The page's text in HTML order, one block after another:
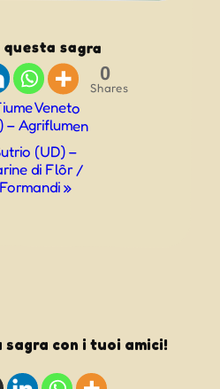
sagra
0
Shares
Veneto
– Agriflumen
(UD) –
di Flôr /
Formandi»
con i tuoi amici!